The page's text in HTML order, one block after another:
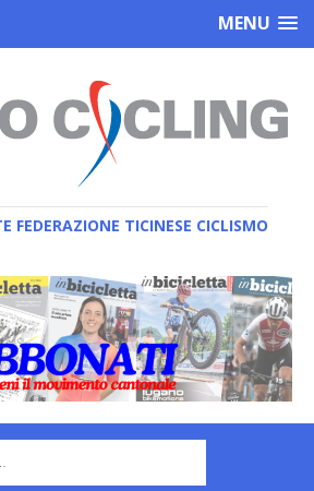
MENU
FEDERAZIONE TICINESE CICLISMO